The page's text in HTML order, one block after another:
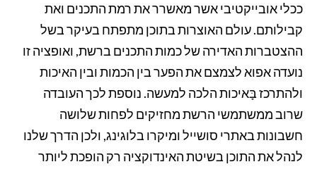
ככלי אובייקטיבי אשר מאשרר את רמת התכנים ואת
קבילותם. עולם האוצרות בתוכן מתפתח בעיקר בשל
ההצטברות האדירה של כמות התכנים ברשת, ואופציה זו
נועדה אפוא לצמצם את הפער בין הכמות ובין האיכות
ולהתרכז בָּאיכות הלכה למעשה. נוספת לכך העובדה
שרוב ממשתמשי הרשת מחזיקים לפחות שלושה
חשבונות באתרי סושייל ומיקרו בלוגינג, ולכן הדרך שלנו
לנהל את התוכן בשיטת האינדוקציה רק הופכת ליותר